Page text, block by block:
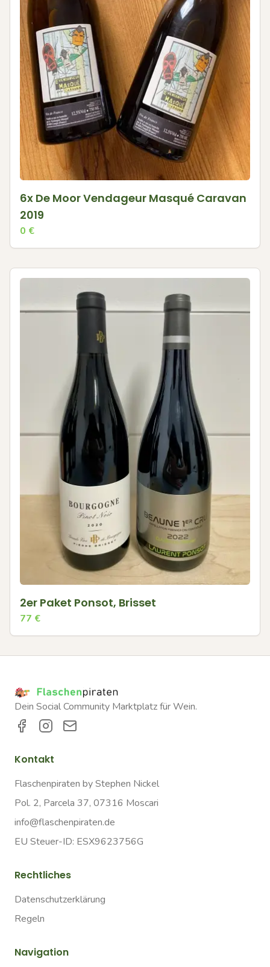
6x De Moor Vendageur Masqué Caravan
2019
0 €
2er Paket Ponsot, Brisset
77 €
Dein Social Community Marktplatz für Wein.
Kontakt
Flaschenpiraten by Stephen Nickel
Pol. 2, Parcela 37, 07316 Moscari
info@flaschenpiraten.de
EU Steuer-ID: ESX9623756G
Rechtliches
Datenschutzerklärung
Regeln
Navigation